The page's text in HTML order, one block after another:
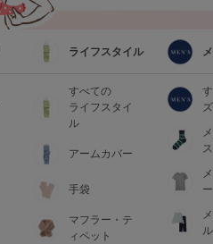
ライフスタイル
すべての
ライフスタイ
ル
アームカバー
手袋
マフラー・テ
ィペット
ズ
ス
ー